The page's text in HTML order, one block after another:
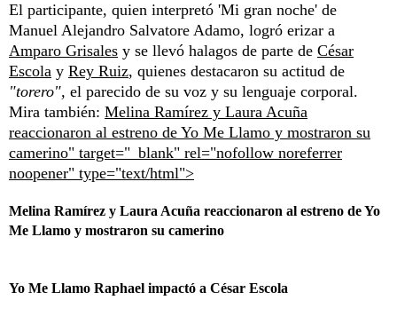
El participante, quien interpretó 'Mi gran noche' de
Manuel Alejandro Salvatore Adamo, logró erizar a
Amparo Grisales y se llevó halagos de parte de César
Escola y Rey Ruiz, quienes destacaron su actitud de
"torero", el parecido de su voz y su lenguaje corporal.
Mira también: Melina Ramírez y Laura Acuña
reaccionaron al estreno de Yo Me Llamo y mostraron su
camerino" target="_blank" rel="nofollow noreferrer
noopener" type="text/html">
Melina Ramírez y Laura Acuña reaccionaron al estreno de Yo
Me Llamo y mostraron su camerino
Yo Me Llamo Raphael impactó a César Escola